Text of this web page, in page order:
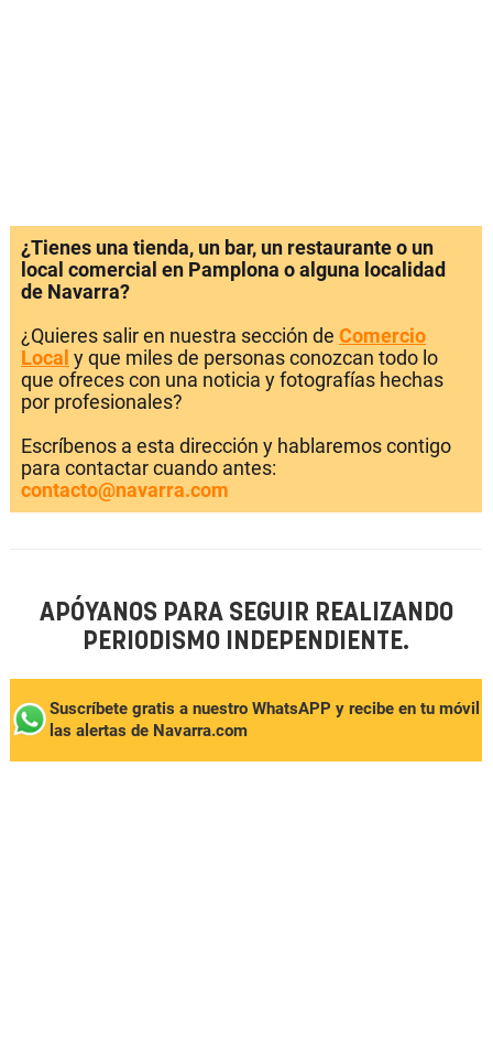
¿Tienes una tienda, un bar, un restaurante o un
local comercial en Pamplona o alguna localidad
de Navarra?
¿Quieres salir en nuestra sección de Comercio
Local y que miles de personas conozcan todo lo
que ofreces con una noticia y fotografías hechas
por profesionales?
Escríbenos a esta dirección y hablaremos contigo
para contactar cuando antes:
contacto@navarra.com
APÓYANOS PARA SEGUIR REALIZANDO
PERIODISMO INDEPENDIENTE.
Suscríbete gratis a nuestro WhatsAPP y recibe en tu móvil
las alertas de Navarra.com